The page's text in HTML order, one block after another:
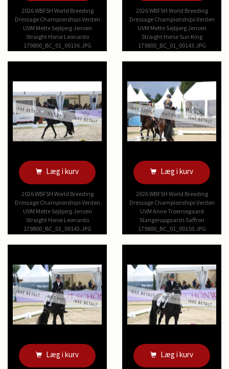
2026 WBFSH World Breeding
Dressage Championships Verden
UVM Mette Sejbjerg Jensen
Straight Horse Leonardo
179800_BC_01_00136.JPG
2026 WBFSH World Breeding
Dressage Championships Verden
UVM Mette Sejbjerg Jensen
Straight Horse Sun King
179800_BC_01_00143.JPG
Læg i kurv
2026 WBFSH World Breeding
Dressage Championships Verden
UVM Mette Sejbjerg Jensen
Straight Horse Leonardo
179800_BC_01_00143.JPG
Læg i kurv
2026 WBFSH World Breeding
Dressage Championships Verden
UVM Anne Troensegaard
Slangerupgaards Saffron
179800_BC_01_00150.JPG
Læg i kurv Læg i kurv